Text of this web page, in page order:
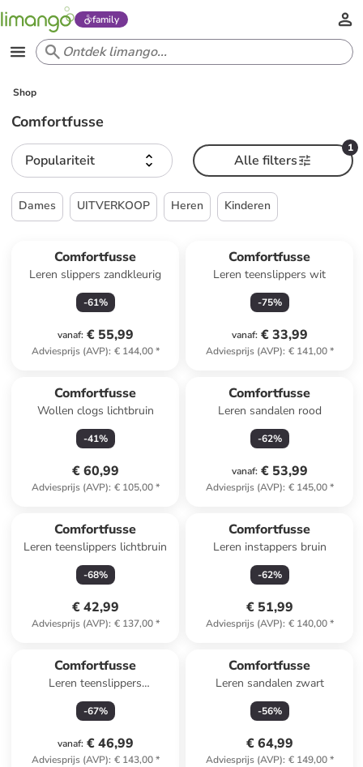
family
Shop
Comfortfusse
Populariteit
1
Alle filters
Dames UITVERKOOP Heren Kinderen
Comfortfusse
Leren slippers zandkleurig
-61%
vanaf: € 55,99
Adviesprijs (AVP): € 144,00*
Comfortfusse
Leren teenslippers wit
-75%
vanaf: € 33,99
Adviesprijs (AVP): € 141,00*
Comfortfusse
Wollen clogs lichtbruin
-41%
€ 60,99
Adviesprijs (AVP): € 105,00*
Comfortfusse
Leren sandalen rood
-62%
vanaf: € 53,99
Adviesprijs (AVP): € 145,00*
Comfortfusse
Leren teenslippers lichtbruin
-68%
€ 42,99
Adviesprijs (AVP): € 137,00*
Comfortfusse
Leren instappers bruin
-62%
€ 51,99
Adviesprijs (AVP): € 140,00*
Comfortfusse
Leren teenslippers
roségoudkleurig
-67%
vanaf: € 46,99
Adviesprijs (AVP): € 143,00*
Comfortfusse
Leren sandalen zwart
-56%
€ 64,99
Adviesprijs (AVP): € 149,00*